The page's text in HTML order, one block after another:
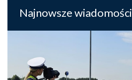
Najnowsze wiadomości